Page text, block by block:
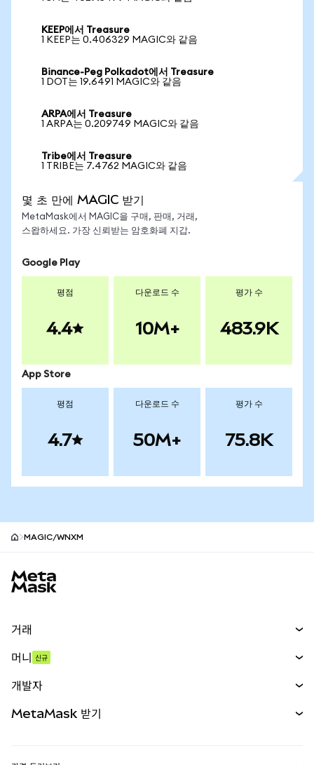
KEEP에서 Treasure
1 KEEP는 0.406329 MAGIC와 같음
Binance-Peg Polkadot에서 Treasure
1 DOT는 19.6491 MAGIC와 같음
ARPA에서 Treasure
1 ARPA는 0.209749 MAGIC와 같음
Tribe에서 Treasure
1 TRIBE는 7.4762 MAGIC와 같음
몇 초 만에 MAGIC 받기
MetaMask에서 MAGIC을 구매, 판매, 거래,
스왑하세요. 가장 신뢰받는 암호화폐 지갑.
Google Play
평점
4.4
다운로드 수
10M+
평가 수
483.9K
App Store
평점
4.7
다운로드 수
50M+
평가 수
75.8K
MAGIC/WNXM
거래
무기한 선물
실물자산
머니 신규
개발자
MetaMask 받기